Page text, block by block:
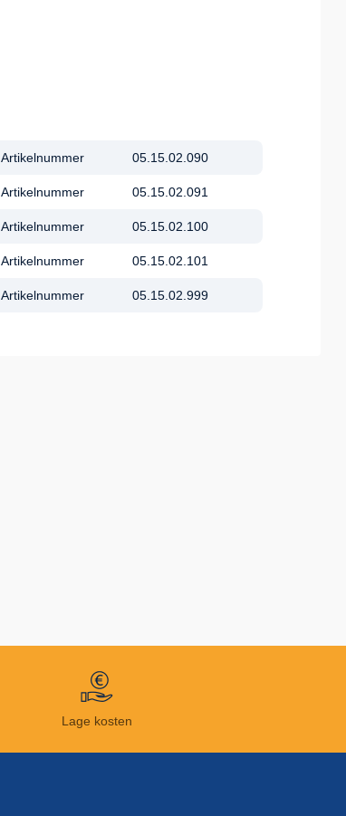
Artikelnummer 05.15.02.090
Artikelnummer 05.15.02.091
Artikelnummer 05.15.02.100
Artikelnummer 05.15.02.101
Artikelnummer 05.15.02.999
Lage kosten